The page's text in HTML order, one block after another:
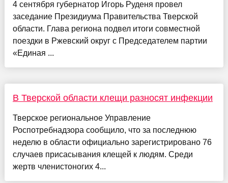
4 сентября губернатор Игорь Руденя провел
заседание Президиума Правительства Тверской
области. Глава региона подвел итоги совместной
поездки в Ржевский округ с Председателем партии
«Единая ...
В Тверской области клещи разносят инфекции
Тверское региональное Управление
Роспотребнадзора сообщило, что за последнюю
неделю в области официально зарегистрировано 76
случаев присасывания клещей к людям. Среди
жертв членистоногих 4...